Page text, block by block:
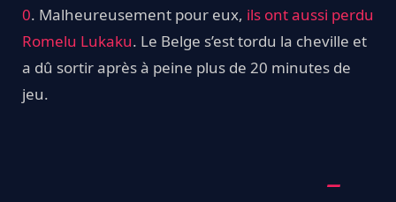
0. Malheureusement pour eux, ils ont aussi perdu
Romelu Lukaku. Le Belge s’est tordu la cheville et
a dû sortir après à peine plus de 20 minutes de
jeu.